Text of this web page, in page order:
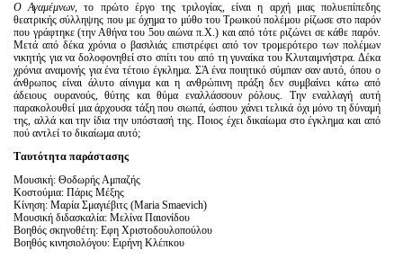
Ο Αγαμέμνων, το πρώτο έργο της τριλογίας, είναι η αρχή μιας πολυεπίπεδης
θεατρικής σύλληψης που με όχημα το μύθο του Τρωικού πολέμου ρίζωσε στο παρόν
που γράφτηκε (την Αθήνα του 5ου αιώνα π.Χ.) και από τότε ριζώνει σε κάθε παρόν.
Μετά από δέκα χρόνια ο βασιλιάς επιστρέφει από τον τρομερότερο των πολέμων
νικητής για να δολοφονηθεί στο σπίτι του από τη γυναίκα του Κλυταιμνήστρα. Δέκα
χρόνια αναμονής για ένα τέτοιο έγκλημα. ΣΆ ένα ποιητικό σύμπαν σαν αυτό, όπου ο
άνθρωπος είναι άλυτο αίνιγμα και η ανθρώπινη πράξη δεν συμβαίνει κάτω από
άδειους ουρανούς, θύτης και θύμα εναλλάσσουν ρόλους. Την εναλλαγή αυτή
παρακολουθεί μια άρχουσα τάξη που σιωπά, ώσπου χάνει τελικά όχι μόνο τη δύναμή
της, αλλά και την ίδια την υπόστασή της. Ποιος έχει δικαίωμα στο έγκλημα και από
πού αντλεί το δικαίωμα αυτό;
Tαυτότητα παράστασης
Μουσική: Θοδωρής Αμπαζής
Κοστούμια: Πάρις Μέξης
Κίνηση: Μαρία Σμαγιέβιτς (Maria Smaevich)
Μουσική διδασκαλία: Μελίνα Παιονίδου
Βοηθός σκηνοθέτη: Εφη Χριστοδουλοπούλου
Βοηθός κινησιολόγου: Ειρήνη Κλέπκου